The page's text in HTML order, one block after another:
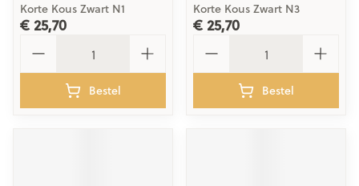
Korte Kous Zwart N1
€ 25,70
Bestel
Korte Kous Zwart N3
€ 25,70
Bestel